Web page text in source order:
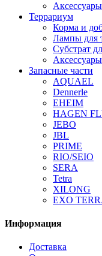
Террариум
Корма и
Лампы для
Субстрат
Запасные части
AQUAEL
Dennerle
EHEIM
HAGEN
JEBO
JBL
PRIME
RIO/SEIO
SERA
Tetra
XILONG
EXO
Информация
Доставка